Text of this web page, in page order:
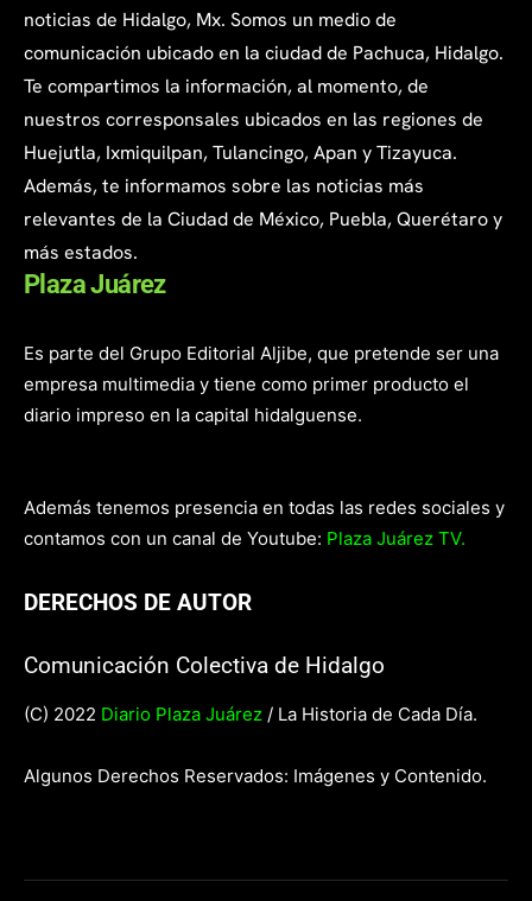
noticias de Hidalgo, Mx. Somos un medio de
comunicación ubicado en la ciudad de Pachuca, Hidalgo.
Te compartimos la información, al momento, de
nuestros corresponsales ubicados en las regiones de
Huejutla, Ixmiquilpan, Tulancingo, Apan y Tizayuca.
Además, te informamos sobre las noticias más
relevantes de la Ciudad de México, Puebla, Querétaro y
más estados.
Plaza Juárez
Es parte del Grupo Editorial Aljibe, que pretende ser una
empresa multimedia y tiene como primer producto el
diario impreso en la capital hidalguense.
Además tenemos presencia en todas las redes sociales y
contamos con un canal de Youtube: Plaza Juárez TV.
DERECHOS DE AUTOR
Comunicación Colectiva de Hidalgo
(C) 2022 Diario Plaza Juárez / La Historia de Cada Día.
Algunos Derechos Reservados: Imágenes y Contenido.